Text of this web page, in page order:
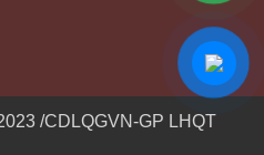
/CDLQGVN-GP LHQT